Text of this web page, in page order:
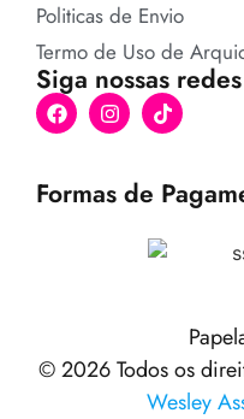
Politicas de Envio
Termo de Uso de
Siga nossas
Formas de
© 2026 Todos os
Wesley